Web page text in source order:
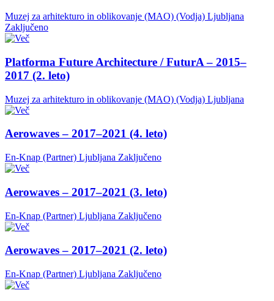
Muzej za arhitekturo in oblikovanje (MAO) (Vodja) Ljubljana
Zaključeno
Platforma Future Architecture / FuturA – 2015–
2017 (2. leto)
Muzej za arhitekturo in oblikovanje (MAO) (Vodja) Ljubljana
Aerowaves – 2017–2021 (4. leto)
En-Knap (Partner) Ljubljana Zaključeno
Aerowaves – 2017–2021 (3. leto)
En-Knap (Partner) Ljubljana Zaključeno
Aerowaves – 2017–2021 (2. leto)
En-Knap (Partner) Ljubljana Zaključeno